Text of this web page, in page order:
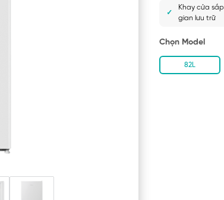
Khay cửa
gian lưu trữ
Chọn Model
82L